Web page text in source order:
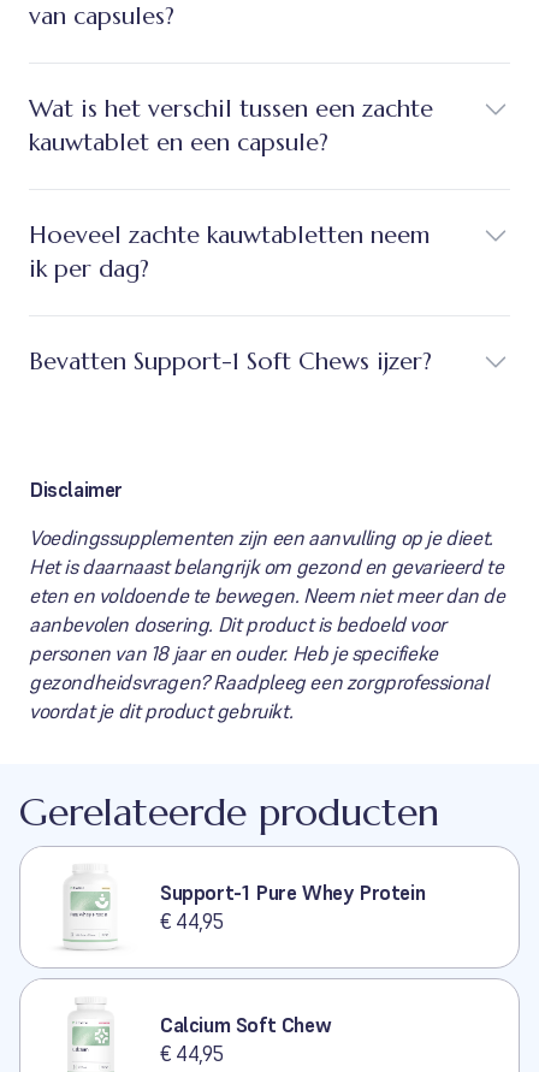
van capsules?
Wat is het verschil tussen een zachte
kauwtablet en een capsule?
Hoeveel zachte kauwtabletten neem
ik per dag?
Bevatten Support-1 Soft Chews ijzer?
Disclaimer
Voedingssupplementen zijn een aanvulling op je dieet.
Het is daarnaast belangrijk om gezond en gevarieerd te
eten en voldoende te bewegen. Neem niet meer dan de
aanbevolen dosering. Dit product is bedoeld voor
personen van 18 jaar en ouder. Heb je specifieke
gezondheidsvragen? Raadpleeg een zorgprofessional
voordat je dit product gebruikt.
Gerelateerde producten
Support-1 Pure Whey Protein
€ 44,95
Calcium Soft Chew
€ 44,95